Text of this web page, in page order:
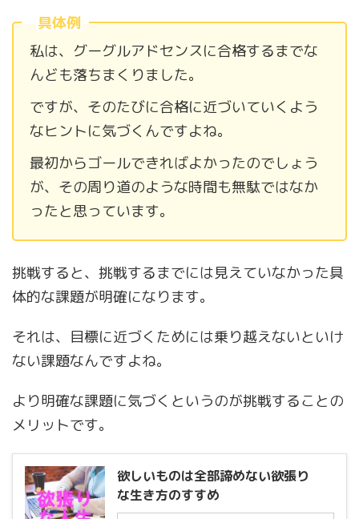
具体例
私は、グーグルアドセンスに合格するまでな
んども落ちまくりました。
ですが、そのたびに合格に近づいていくよう
なヒントに気づくんですよね。
最初からゴールできればよかったのでしょう
が、その周り道のような時間も無駄ではなか
ったと思っています。
挑戦すると、挑戦するまでには見えていなかった具
体的な課題が明確になります。
それは、目標に近づくためには乗り越えないといけ
ない課題なんですよね。
より明確な課題に気づくというのが挑戦することの
メリットです。
欲しいものは全部諦めない欲張り
な生き方のすすめ